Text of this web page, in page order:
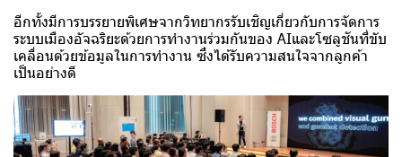
อีกทั้งมีการบรรยายพิเศษจากวิทยากรรับเชิญเกี่ยวกับการจัดการ
ระบบเมืองอัจฉริยะด้วยการทำงานร่วมกันของ AIและโซลูชันที่ขับ
เคลื่อนด้วยข้อมูลในการทำงาน ซึ่งได้รับความสนใจจากลูกค้า
เป็นอย่างดี